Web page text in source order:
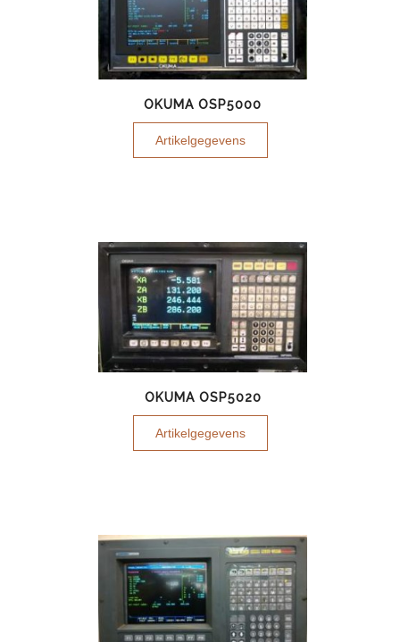
OKUMA OSP5000
Artikelgegevens
OKUMA OSP5020
Artikelgegevens